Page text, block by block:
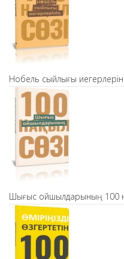
Нобель сыйлығы
Шығыс ойшылдарының 100